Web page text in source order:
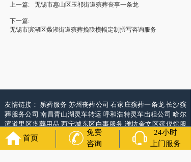
上一篇: 无锡市惠山区玉祁街道殡葬丧事一条龙
下一篇:
无锡市滨湖区蠡湖街道殡葬挽联横幅定制撰写咨询服务
友情链接： 殡葬服务 苏州丧葬公司石家庄殡葬一条龙长沙殡
葬服务公司南昌青山湖灵车转运 呼和浩特灵车出租公司哈尔
滨道里区丧葬用品西宁城东区白事服务潍坊奎文区殡仪馆服
务乳山寿衣店铺 杭州上城区灵堂布置 沈阳浑南区殡葬平台
国墓地网中国非急救转运网网站建设 中国殡葬一条龙网中国
首页
免费
咨询
24小时
上门服务